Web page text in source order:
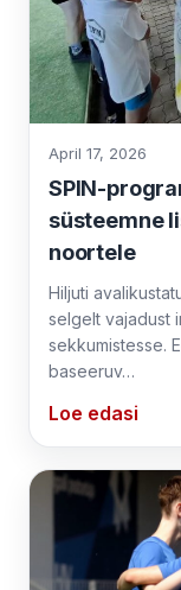
April 17, 2026
SPIN-
süsteemne
noortele
Hiljuti
selgelt vajadust
sekkumistesse.
baseeruv…
Loe edasi